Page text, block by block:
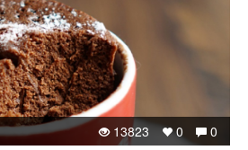
0
0
13823